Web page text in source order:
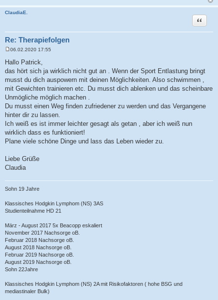
ClaudiaE.
Re: Therapiefolgen
Zitat
e
i
t
a
g
06.02.2020 17:55
Hallo Patrick,
das hört sich ja wirklich nicht gut an . Wenn der Sport Entlastung bringt
musst du dich auspowern mit deinen Möglichkeiten. Also schwimmen ,
mit Gewichten trainieren etc. Du musst dich ablenken und das scheinbare
Unmögliche möglich machen .
Du musst einen Weg finden zufriedener zu werden und das Vergangene
hinter dir zu lassen.
Ich weiß es ist immer leichter gesagt als getan , aber ich weiß nun
wirklich dass es funktioniert!
Plane viele schöne Dinge und lass das Leben wieder zu.
Liebe Grüße
Claudia
Sohn 19 Jahre
Klassisches Hodgkin Lymphom (NS) 3AS
Studienteilnahme HD 21
März - August 2017 5x Beacopp eskaliert
November 2017 Nachsorge oB.
Februar 2018 Nachsorge oB.
August 2018 Nachsorge oB.
Februar 2019 Nachsorge oB.
August 2019 Nachsorge oB.
Sohn 22Jahre
Klassisches Hodgkin Lymphom (NS) 2A mit Risikofaktoren ( hohe BSG und
mediastinaler Bulk)